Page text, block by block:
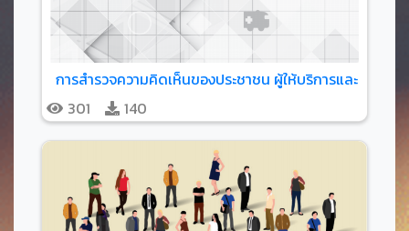
การสำรวจความคิดเห็นของประชาชน ผู้ให้บริการและเครื
301
140